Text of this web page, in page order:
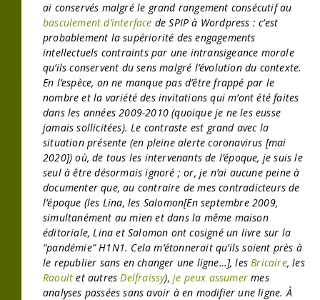
ai conservés malgré le grand rangement consécutif au
basculement d’interface de SPIP à Wordpress : c’est
probablement la supériorité des engagements
intellectuels contraints par une intransigeance morale
qu’ils conservent du sens malgré l’évolution du contexte.
En l’espèce, on ne manque pas d’être frappé par le
nombre et la variété des invitations qui m’ont été faites
dans les années 2009-2010 (quoique je ne les eusse
jamais sollicitées). Le contraste est grand avec la
situation présente (en pleine alerte coronavirus [mai
2020]) où, de tous les intervenants de l’époque, je suisle
seulà être désormais ignoré ; or, je n’ai aucune peine à
documenter que, au contraire de mes contradicteurs de
l’époque (les Lina, les Salomon[En septembre 2009,
simultanément au mien et dans la même maison
éditoriale, Lina et Salomon ont cosigné un livre sur la
“pandémie” H1N1. Cela m’étonnerait qu’ils soient près à
le republier sans en changer une ligne…], lesBricaire, les
Raoult et autresDelfraissy),je peux assumer mes
analyses passées sans avoir à en modifier une ligne. À